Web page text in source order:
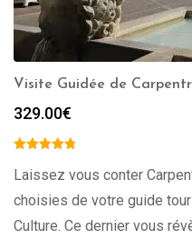
Visite Guidée de
329.00€
Laissez vous conter
choisies de votre guide
Culture. Ce dernier vous